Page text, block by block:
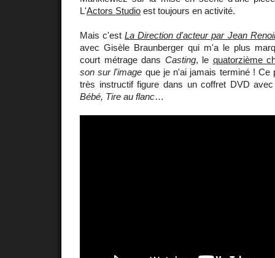
L'Actors Studio est toujours en activité.
Mais c'estLa Direction d'acteur par Jean
avec Gisèle Braunberger qui m'a le plus
court métrage dans Casting, le quatorzième
son sur l'image que je n'ai jamais terminé ! Ce
très instructif figure dans un coffret DVD
Bébé, Tire au flanc…